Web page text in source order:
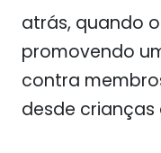
atrás, quando
promovendo
contra
desde